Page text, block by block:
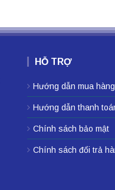
HỖ TRỢ
Hướng dẫn mua hàng
Hướng dẫn thanh
Chính sách bảo mật
Chính sách đổi trả